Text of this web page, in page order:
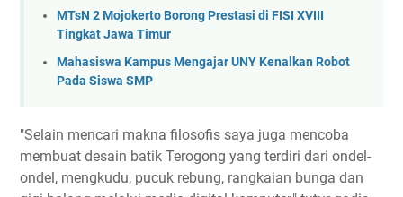
MTsN 2 Mojokerto Borong Prestasi di FISI XVIII
Tingkat Jawa Timur
Mahasiswa Kampus Mengajar UNY Kenalkan Robot
Pada Siswa SMP
"Selain mencari makna filosofis saya juga mencoba
membuat desain batik Terogong yang terdiri dari ondel-
ondel, mengkudu, pucuk rebung, rangkaian bunga dan